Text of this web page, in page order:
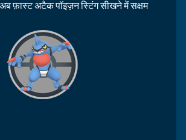
फ़ास्ट अटैक पॉइज़न स्टिंग सीखने में सक्षम